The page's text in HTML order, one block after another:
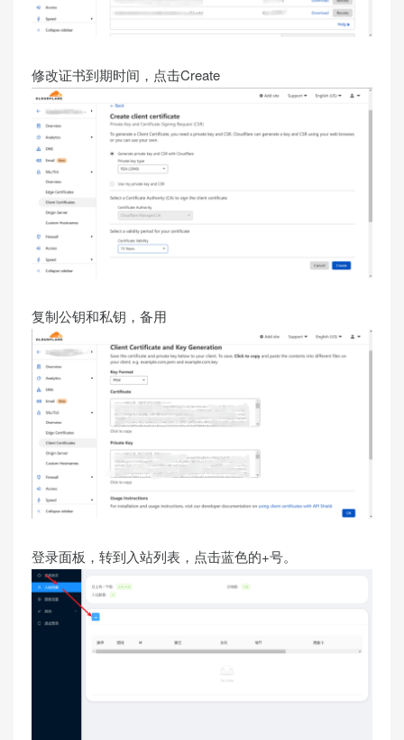
修改证书到期时间，点击Create
复制公钥和私钥，备用
登录面板，转到入站列表，点击蓝色的+号。